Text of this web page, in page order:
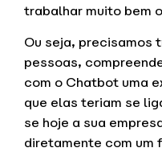
trabalhar muito bem o
Ou seja, precisamos
pessoas,
com o Chatbot uma
que elas teriam se
se hoje a sua
diretamente com um